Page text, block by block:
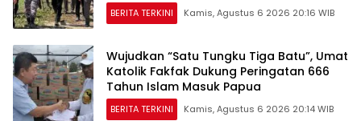
BERITA TERKINI Kamis, Agustus 6 2026 20:16 WIB
Wujudkan “Satu Tungku Tiga Batu”, Umat
Katolik Fakfak Dukung Peringatan 666
Tahun Islam Masuk Papua
BERITA TERKINI Kamis, Agustus 6 2026 20:14 WIB